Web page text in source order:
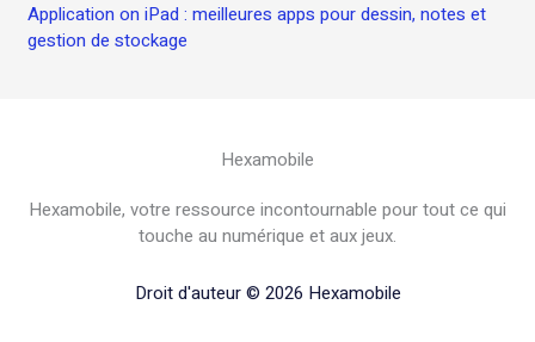
Application on iPad : meilleures apps pour dessin, notes et
gestion de stockage
Hexamobile
Hexamobile, votre ressource incontournable pour tout ce qui
touche au numérique et aux jeux.
Droit d'auteur © 2026 Hexamobile